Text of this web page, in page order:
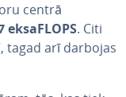
centrā
eksaFLOPS. Citi
tagad arī darbojas